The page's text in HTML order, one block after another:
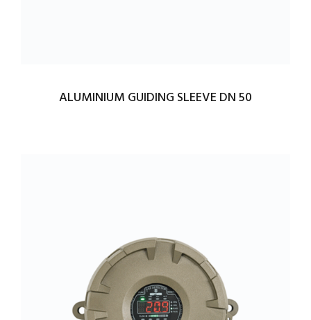
ALUMINIUM GUIDING SLEEVE DN 50